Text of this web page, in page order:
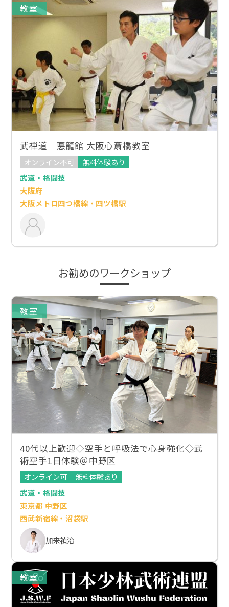
教室
武禅道 悳龍館 大阪心斎橋教室
オンライン不可
無料体験あり
武道・格闘技
大阪府
大阪メトロ四つ橋線・四ツ橋駅
お勧めのワークショップ
教室
40代以上歓迎◇空手と呼吸法で心身強化◇武
術空手1日体験＠中野区
オンライン可
無料体験あり
武道・格闘技
東京都 中野区
西武新宿線・沼袋駅
加来禎治
教室